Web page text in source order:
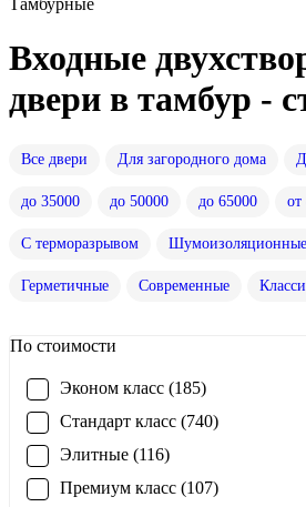
Тамбурные
Входные
двери в тамбур -
Все двери Для загородного дома
до 35000 до 50000 до 65000 от
С терморазрывом Шумоизоляционные
Герметичные Современные
По стоимости
Эконом класс (185)
Стандарт класс (740)
Элитные (116)
Премиум класс (107)